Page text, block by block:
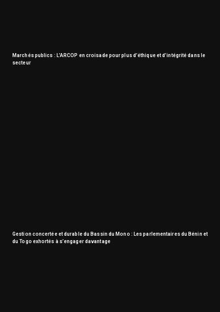
Marchés publics : L’ARCOP en croisade pour plus d’éthique et d’intégrité dans le
secteur
Gestion concertée et durable du Bassin du Mono : Les parlementaires du Bénin et
du Togo exhortés à s’engager davantage